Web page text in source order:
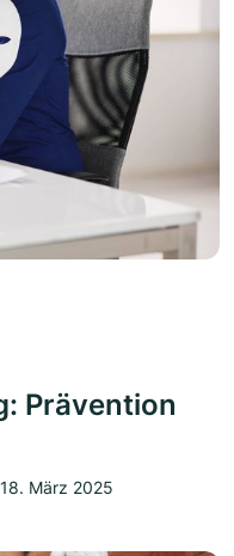
Prävention
18. März 2025